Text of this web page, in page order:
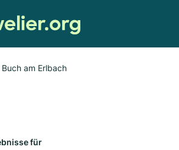
Buch am Erlbach
für